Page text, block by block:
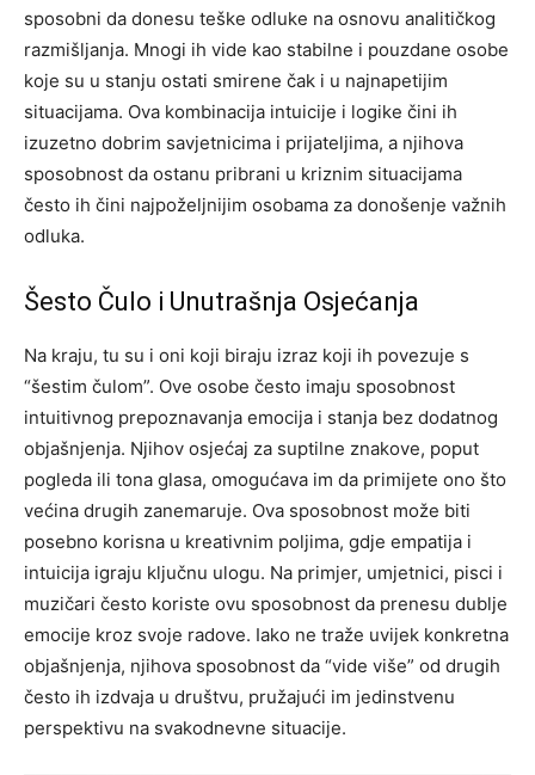
sposobni da donesu teške odluke na osnovu analitičkog
razmišljanja. Mnogi ih vide kao stabilne i pouzdane osobe
koje su u stanju ostati smirene čak i u najnapetijim
situacijama. Ova kombinacija intuicije i logike čini ih
izuzetno dobrim savjetnicima i prijateljima, a njihova
sposobnost da ostanu pribrani u kriznim situacijama
često ih čini najpoželjnijim osobama za donošenje važnih
odluka.
Šesto Čulo i Unutrašnja Osjećanja
Na kraju, tu su i oni koji biraju izraz koji ih povezuje s
“šestim čulom”. Ove osobe često imaju sposobnost
intuitivnog prepoznavanja emocija i stanja bez dodatnog
objašnjenja. Njihov osjećaj za suptilne znakove, poput
pogleda ili tona glasa, omogućava im da primijete ono što
većina drugih zanemaruje. Ova sposobnost može biti
posebno korisna u kreativnim poljima, gdje empatija i
intuicija igraju ključnu ulogu. Na primjer, umjetnici, pisci i
muzičari često koriste ovu sposobnost da prenesu dublje
emocije kroz svoje radove. Iako ne traže uvijek konkretna
objašnjenja, njihova sposobnost da “vide više” od drugih
često ih izdvaja u društvu, pružajući im jedinstvenu
perspektivu na svakodnevne situacije.